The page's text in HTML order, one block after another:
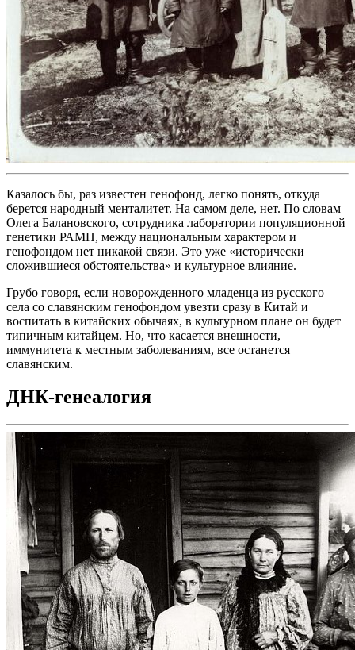
Казалось бы, раз известен генофонд, легко понять, откуда
берется народный менталитет. На самом деле, нет. По словам
Олега Балановского, сотрудника лаборатории популяционной
генетики РАМН, между национальным характером и
генофондом нет никакой связи. Это уже «исторически
сложившиеся обстоятельства» и культурное влияние.
Грубо говоря, если новорожденного младенца из русского
села со славянским генофондом увезти сразу в Китай и
воспитать в китайских обычаях, в культурном плане он будет
типичным китайцем. Но, что касается внешности,
иммунитета к местным заболеваниям, все останется
славянским.
ДНК-генеалогия